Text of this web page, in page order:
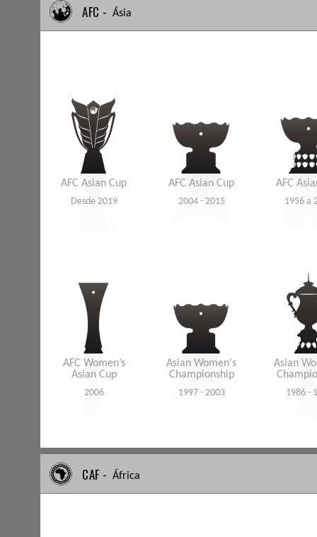
AFC - Ásia
AFC Asian Cup
Desde 2019
AFC Asian Cup
2004 - 2015
AFC
1956 a
AFC Women’s
Asian Cup
2006
Asian Women's
Championship
1997 - 2003
Asian
1986 -
CAF - África